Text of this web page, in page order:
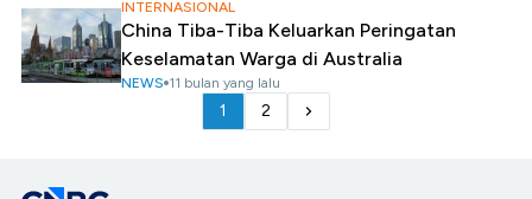
INTERNASIONAL
China Tiba-Tiba Keluarkan Peringatan
Keselamatan Warga di Australia
NEWS 11 bulan yang lalu
1 2